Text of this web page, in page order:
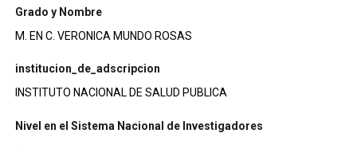
Grado y Nombre
M. EN C. VERONICA MUNDO ROSAS
institucion_de_adscripcion
INSTITUTO NACIONAL DE SALUD PUBLICA
Nivel en el Sistema Nacional de Investigadores